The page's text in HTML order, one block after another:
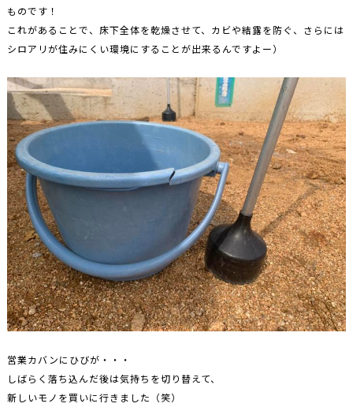
ものです！
これがあることで、床下全体を乾燥させて、カビや結露を防ぐ、さらには
シロアリが住みにくい環境にすることが出来るんですよー）
営業カバンにひびが・・・
しばらく落ち込んだ後は気持ちを切り替えて、
新しいモノを買いに行きました（笑）